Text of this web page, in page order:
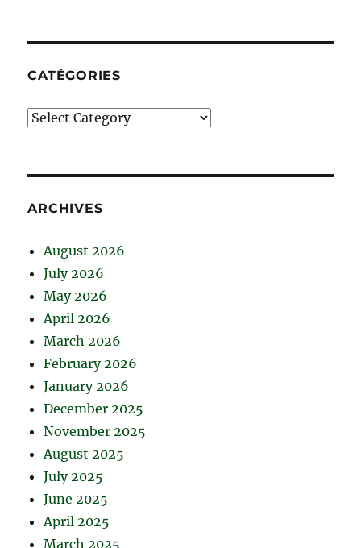
CATÉGORIES
Catégories
ARCHIVES
August 2026
July 2026
May 2026
April 2026
March 2026
February 2026
January 2026
December 2025
November 2025
August 2025
July 2025
June 2025
April 2025
March 2025